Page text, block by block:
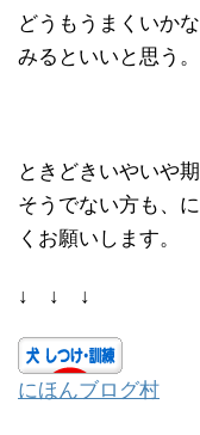
どうもうまくいか
みるといいと思う。
ときどきいやいや
そうでない方も、
くお願いします。
↓ ↓ ↓
にほんブログ村